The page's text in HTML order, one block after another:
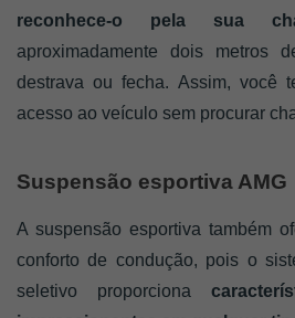
reconhece-o pela sua
aproximadamente dois metros
destrava ou fecha. Assim, você
acesso ao veículo sem procurar
Suspensão esportiva AMG
A suspensão esportiva também
conforto de condução, pois o
seletivo proporciona